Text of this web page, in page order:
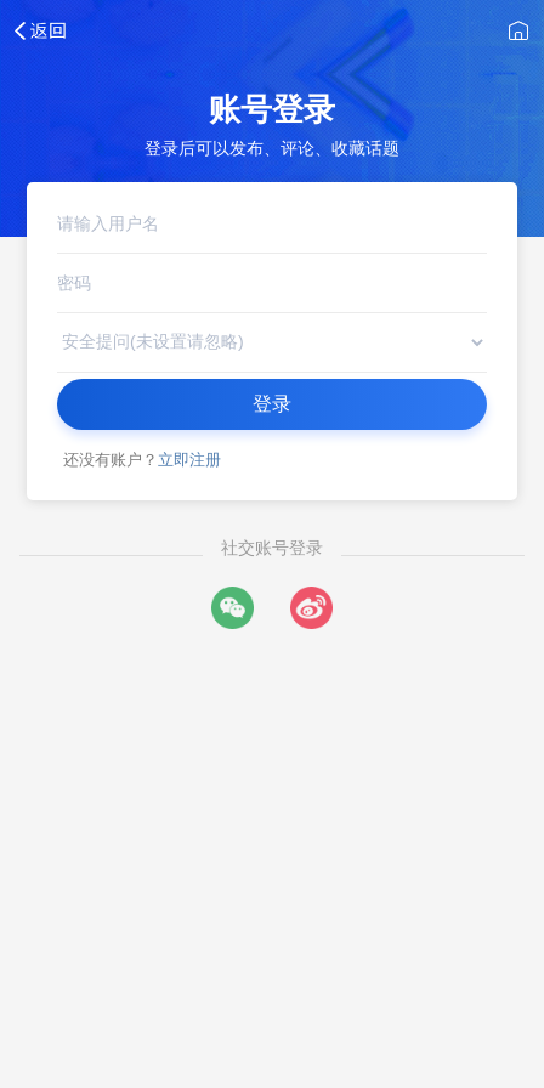
账号登录
登录后可以发布、评论、收藏话题
登录
还没有账户？ 立即注册
社交账号登录